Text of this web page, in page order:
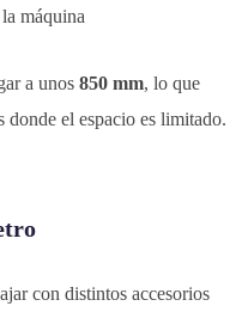
máquina
a unos 850 mm, lo que
donde el espacio es limitado.
con distintos accesorios